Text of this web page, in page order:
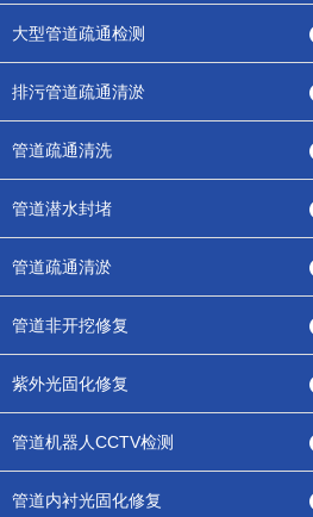
大型管道疏通检测
排污管道疏通清淤
管道疏通清洗
管道潜水封堵
管道疏通清淤
管道非开挖修复
紫外光固化修复
管道机器人CCTV检测
管道内衬光固化修复